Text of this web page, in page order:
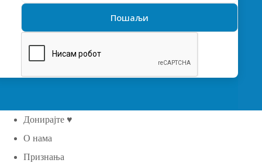
Донирајте ♥
О нама
Признања